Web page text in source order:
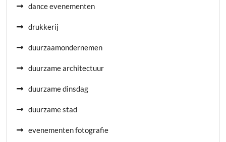
dance evenementen
drukkerij
duurzaamondernemen
duurzame architectuur
duurzame dinsdag
duurzame stad
evenementen fotografie